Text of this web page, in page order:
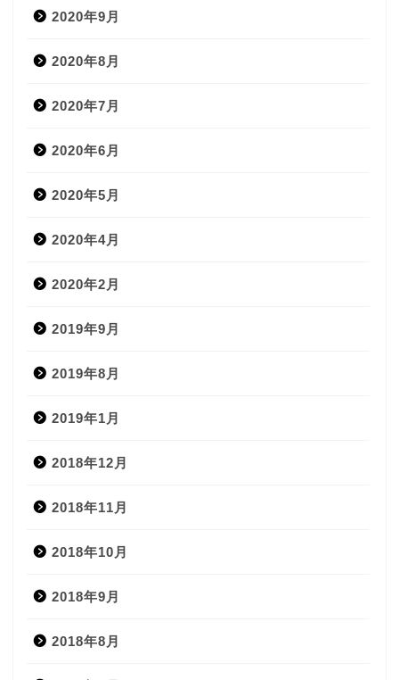
2020年9月
2020年8月
2020年7月
2020年6月
2020年5月
2020年4月
2020年2月
2019年9月
2019年8月
2019年1月
2018年12月
2018年11月
2018年10月
2018年9月
2018年8月